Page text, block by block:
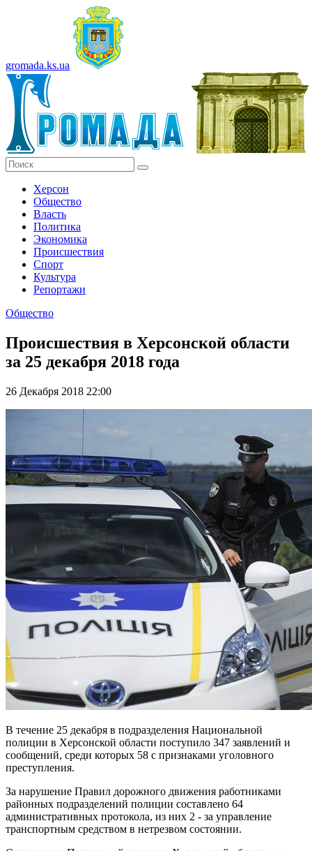
gromada.ks.ua
Херсон
Общество
Власть
Политика
Экономика
Происшествия
Спорт
Культура
Репортажи
Общество
Происшествия в Херсонской области
за 25 декабря 2018 года
26 Декабря 2018 22:00
В течение 25 декабря в подразделения Национальной
полиции в Херсонской области поступило 347 заявлений и
сообщений, среди которых 58 с признаками уголовного
преступления.
За нарушение Правил дорожного движения работниками
районных подразделений полиции составлено 64
административных протокола, из них 2 - за управление
транспортным средством в нетрезвом состоянии.